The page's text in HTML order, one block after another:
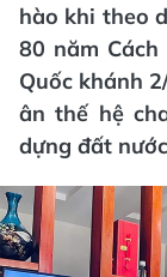
hào khi theo
80 năm
Quốc khánh
ân thế hệ
dựng đất